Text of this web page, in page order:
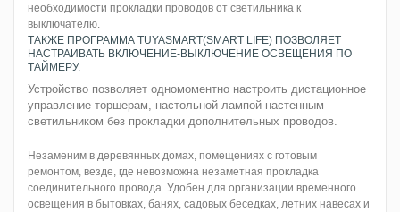
необходимости прокладки проводов от светильника к
выключателю.
ТАКЖЕ ПРОГРАММА TUYASMART(SMART LIFE) ПОЗВОЛЯЕТ
НАСТРАИВАТЬ ВКЛЮЧЕНИЕ-ВЫКЛЮЧЕНИЕ ОСВЕЩЕНИЯ ПО
ТАЙМЕРУ.
Устройство позволяет одномоментно настроить дистационное
управление торшерам, настольной лампой настенным
светильником без прокладки дополнительных проводов.
Незаменим в деревянных домах, помещениях с готовым
ремонтом, везде, где невозможна незаметная прокладка
соединительного провода. Удобен для организации временного
освещения в бытовках, банях, садовых беседках, летних навесах и